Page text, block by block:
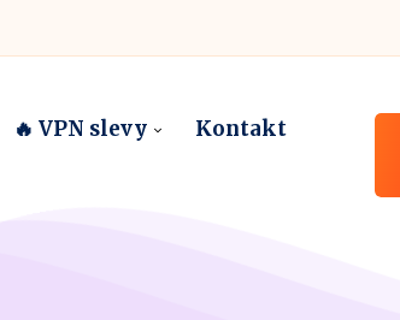
🔥 VPN slevy
Kontakt